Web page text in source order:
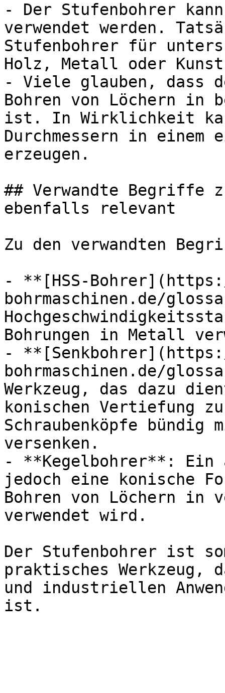
- Der Stufenbohrer
verwendet werden.
Stufenbohrer für
Holz, Metall oder
- Viele glauben, dass
Bohren von Löchern in
ist. In Wirklichkeit
Durchmessern in einem
erzeugen.
## Verwandte Begriffe
ebenfalls relevant
Zu den verwandten
- **[HSS-
bohrmaschinen.de/
Bohrungen in Metall
-
bohrmaschinen.de/
Werkzeug, das dazu
konischen Vertiefung
Schraubenköpfe
versenken.
- **Kegelbohrer**: Ein
jedoch eine konische
Bohren von Löchern in
verwendet wird.
Der Stufenbohrer ist
praktisches Werkzeug,
und industriellen